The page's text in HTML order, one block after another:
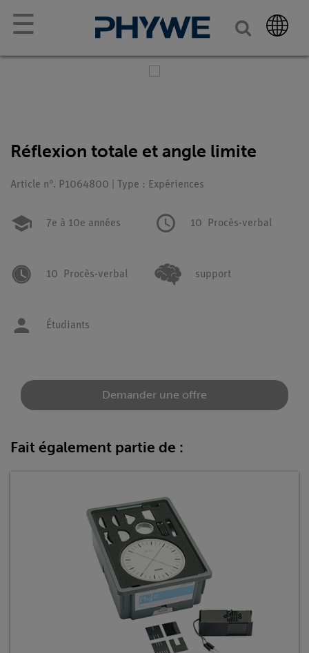
☰
Réflexion totale et angle limite
Article n°. P1064800 | Type : Expériences
7e à 10e années 10 Procès-verbal
10 Procès-verbal support
Étudiants
Demander une offre
Fait également partie de :